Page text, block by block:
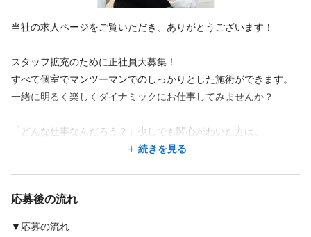
当社の求人ページをご覧いただき、ありがとうございます！
スタッフ拡充のために正社員大募集！
すべて個室でマンツーマンでのしっかりとした施術ができます。
一緒に明るく楽しくダイナミックにお仕事してみませんか？
「どんな仕事なんだろう？」少しでも関心がわいた方は、
ご応募後、サロン見学や面談で詳しく説明させて頂きます。
続きを見る
応募後の流れ
▼応募の流れ